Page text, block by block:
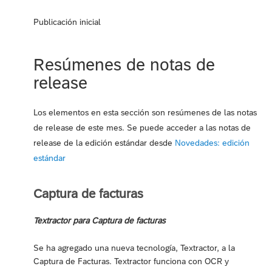
Publicación inicial
Resúmenes de notas de
release
Los elementos en esta sección son resúmenes de las notas
de release de este mes. Se puede acceder a las notas de
release de la edición estándar desde Novedades: edición
estándar
Captura de facturas
Textractor para Captura de facturas
Se ha agregado una nueva tecnología, Textractor, a la
Captura de Facturas. Textractor funciona con OCR y